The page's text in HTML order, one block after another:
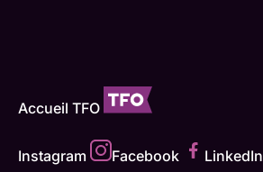
Accueil TFO
Instagram Facebook LinkedIn